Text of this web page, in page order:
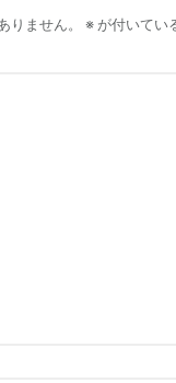
りません。 ※ が付いてい